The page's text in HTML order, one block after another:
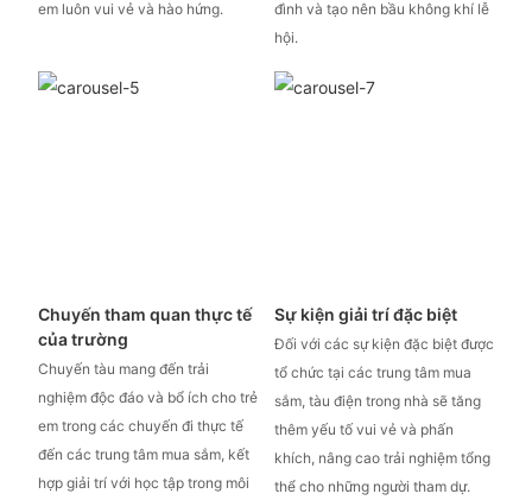
em luôn vui vẻ và hào hứng.
đình và tạo nên bầu không khí lễ
hội.
Chuyến tham quan thực tế
của trường
Chuyến tàu mang đến trải
nghiệm độc đáo và bổ ích cho trẻ
em trong các chuyến đi thực tế
đến các trung tâm mua sắm, kết
hợp giải trí với học tập trong môi
Sự kiện giải trí đặc biệt
Đối với các sự kiện đặc biệt được
tổ chức tại các trung tâm mua
sắm, tàu điện trong nhà sẽ tăng
thêm yếu tố vui vẻ và phấn
khích, nâng cao trải nghiệm tổng
thể cho những người tham dự.